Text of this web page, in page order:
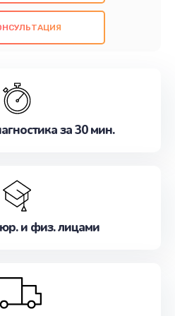
главная цель -
надежный и
за 30 мин.
и физ. лицами